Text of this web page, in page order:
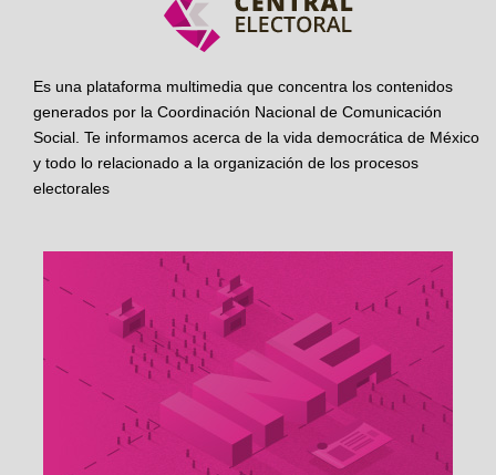
Es una plataforma multimedia que concentra los contenidos
generados por la Coordinación Nacional de Comunicación
Social. Te informamos acerca de la vida democrática de México
y todo lo relacionado a la organización de los procesos
electorales